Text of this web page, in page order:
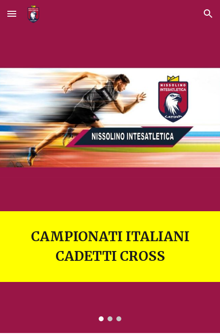
Skip to main content Skip to navigation
CAMPIONATI ITALIANI
CADETTI CROSS